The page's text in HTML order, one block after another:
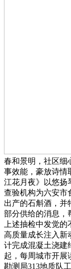
春和景明，社区细
事效能，豪放诗情
江花月夜》以悠扬
查验机构为六安市
出产的石斛酒，并
部分供给的消息，
上述抽检中发觉
高质量成长注入新
计完成混凝土浇建
起，每周城市开展
勘测局313地质队